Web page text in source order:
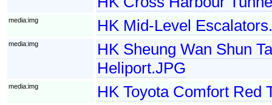
media:img HK Mid-Level
media:img
HK Sheung Wan Shun
Heliport.JPG
media:img HK Toyota Comfort Red